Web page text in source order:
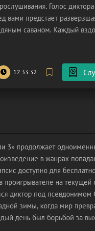
Голос
вами предстает
саваном. Каждый
/Фантастика
12:33:32
3» продолжает
в жанрах
доступно для
проигрывателе на текущей
диктор под псевдонимом
зимы, когда мир
день был борьбой за